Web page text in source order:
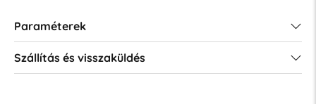
Paraméterek
Szállítás és visszaküldés